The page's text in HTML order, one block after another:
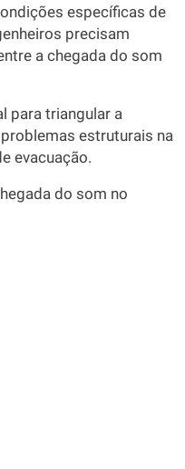
específicas de
precisam
a chegada do som
para triangular a
estruturais na
evacuação.
do som no